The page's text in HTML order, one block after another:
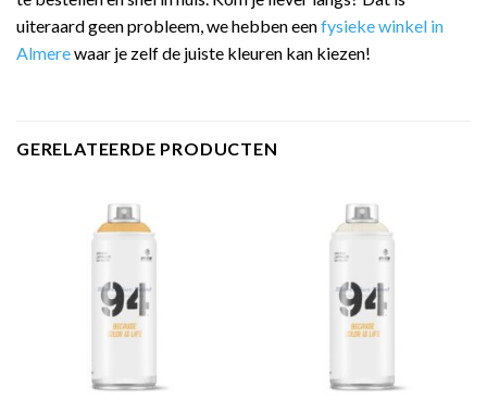
uiteraard geen probleem, we hebben eenfysieke winkel in
Almerewaar je zelf de juiste kleuren kan kiezen!
GERELATEERDE PRODUCTEN